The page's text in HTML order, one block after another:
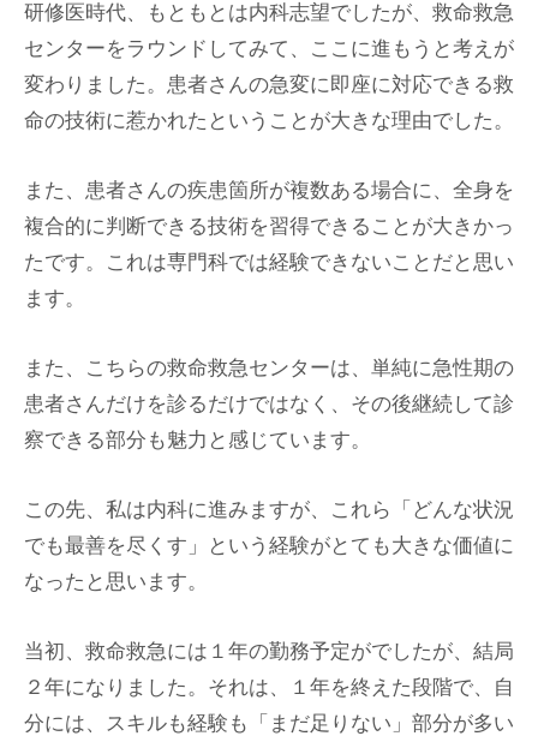
研修医時代、もともとは内科志望でしたが、救命救急
センターをラウンドしてみて、ここに進もうと考えが
変わりました。患者さんの急変に即座に対応できる救
命の技術に惹かれたということが大きな理由でした。
また、患者さんの疾患箇所が複数ある場合に、全身を
複合的に判断できる技術を習得できることが大きかっ
たです。これは専門科では経験できないことだと思い
ます。
また、こちらの救命救急センターは、単純に急性期の
患者さんだけを診るだけではなく、その後継続して診
察できる部分も魅力と感じています。
この先、私は内科に進みますが、これら「どんな状況
でも最善を尽くす」という経験がとても大きな価値に
なったと思います。
当初、救命救急には１年の勤務予定がでしたが、結局
２年になりました。それは、１年を終えた段階で、自
分には、スキルも経験も「まだ足りない」部分が多い